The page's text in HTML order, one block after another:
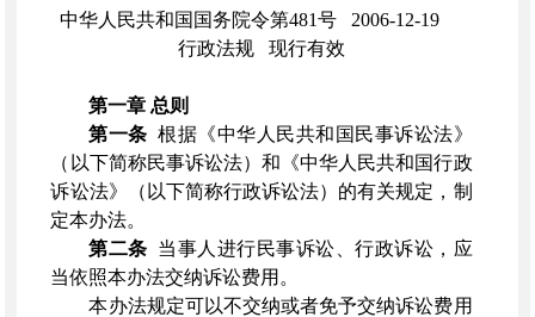
中华人民共和国国务院令第481号 2006-12-19
行政法规 现行有效
第一章 总则
第一条 根据《中华人民共和国民事诉讼法》
（以下简称民事诉讼法）和《中华人民共和国行政
诉讼法》（以下简称行政诉讼法）的有关规定，制
定本办法。
第二条 当事人进行民事诉讼、行政诉讼，应
当依照本办法交纳诉讼费用。
本办法规定可以不交纳或者免予交纳诉讼费用